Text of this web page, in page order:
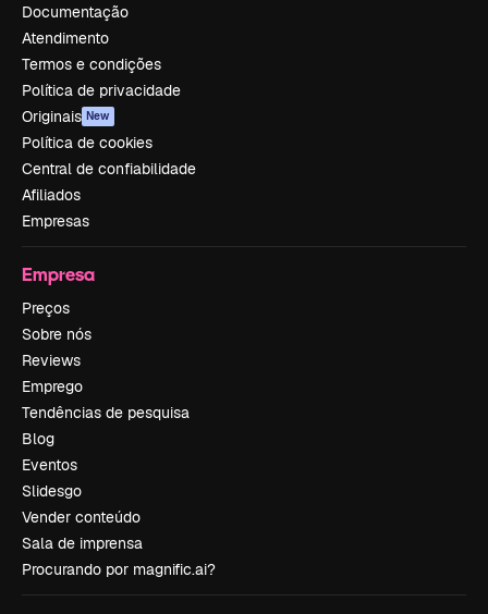
Documentação
Atendimento
Termos e condições
Política de privacidade
Originais New
Política de cookies
Central de confiabilidade
Afiliados
Empresas
Empresa
Preços
Sobre nós
Reviews
Emprego
Tendências de pesquisa
Blog
Eventos
Slidesgo
Vender conteúdo
Sala de imprensa
Procurando por magnific.ai?